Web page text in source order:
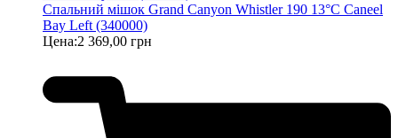
Спальний мішок Grand Canyon Whistler 190 13°C Caneel
Bay Left (340000)
Цена:2 369,00 грн